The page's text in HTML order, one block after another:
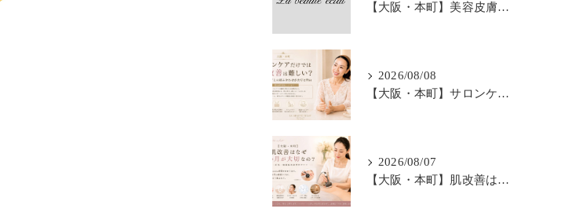
【大阪・本町】美容皮膚科と肌改善専門サロンの違いとは？｜シミ・肝斑・敏感肌でお悩みの方へ
2026/08/08
【大阪・本町】サロンケアだけでは肌改善は難しい？｜ホームケアとの組み合わせが大切な理由
2026/08/07
【大阪・本町】肌改善はなぜ3か月が大切なの？｜シミ・肝斑・敏感肌改善専門サロン